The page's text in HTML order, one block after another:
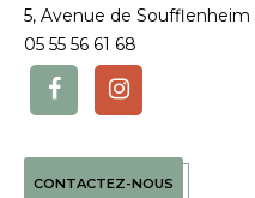
5, Avenue de Soufflenheim
05 55 56 61 68
CONTACTEZ-NOUS